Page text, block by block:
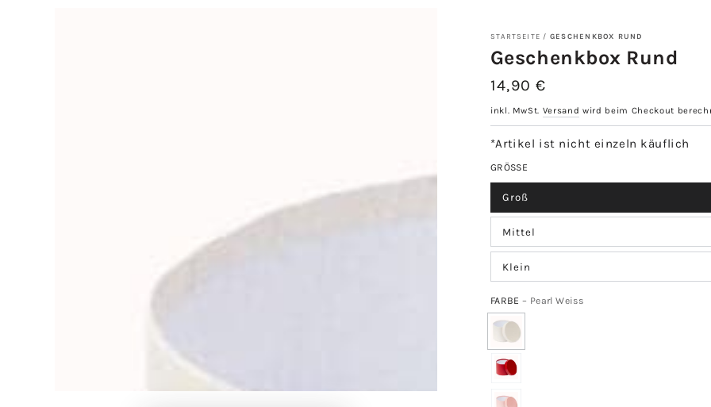
STARTSEITE / GESCHENKBOX RUND
Geschenkbox Rund
Regulärer
14,90 €
inkl. MwSt. Versand wird beim Checkout
*Artikel ist nicht einzeln käuflich
GRÖSSE
Groß
Mittel
Klein
FARBE– Pearl Weiss